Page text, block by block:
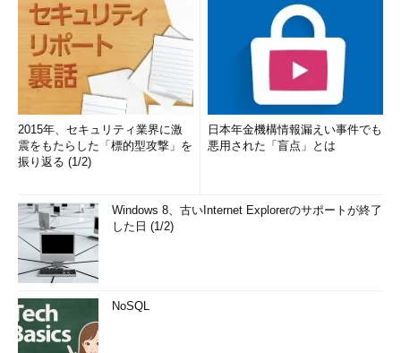
2015年、セキュリティ業界に激
震をもたらした「標的型攻撃」を
振り返る (1/2)
日本年金機構情報漏えい事件でも
悪用された「盲点」とは
Windows 8、古いInternet Explorerのサポートが終了
した日 (1/2)
NoSQL